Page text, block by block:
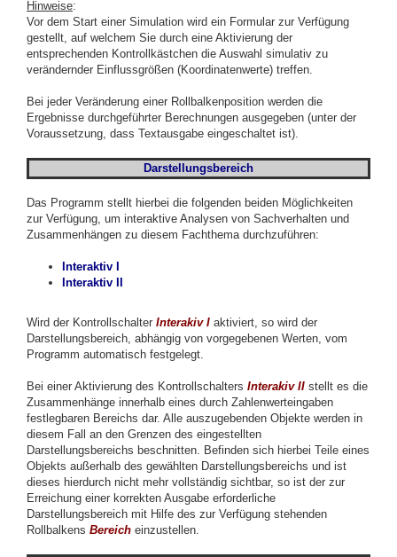
Hinweise:
Vor dem Start einer Simulation wird ein Formular zur Verfügung
gestellt, auf welchem Sie durch eine Aktivierung der
entsprechenden Kontrollkästchen die Auswahl simulativ zu
verändernder Einflussgrößen (Koordinatenwerte) treffen.
Bei jeder Veränderung einer Rollbalkenposition werden die
Ergebnisse durchgeführter Berechnungen ausgegeben (unter der
Voraussetzung, dass Textausgabe eingeschaltet ist).
Darstellungsbereich
Das Programm stellt hierbei die folgenden beiden Möglichkeiten
zur Verfügung, um interaktive Analysen von Sachverhalten und
Zusammenhängen zu diesem Fachthema durchzuführen:
Interaktiv I
Interaktiv II
Wird der Kontrollschalter Interakiv I aktiviert, so wird der
Darstellungsbereich, abhängig von vorgegebenen Werten, vom
Programm automatisch festgelegt.
Bei einer Aktivierung des Kontrollschalters Interakiv II stellt es die
Zusammenhänge innerhalb eines durch Zahlenwerteingaben
festlegbaren Bereichs dar. Alle auszugebenden Objekte werden in
diesem Fall an den Grenzen des eingestellten
Darstellungsbereichs beschnitten. Befinden sich hierbei Teile eines
Objekts außerhalb des gewählten Darstellungsbereichs und ist
dieses hierdurch nicht mehr vollständig sichtbar, so ist der zur
Erreichung einer korrekten Ausgabe erforderliche
Darstellungsbereich mit Hilfe des zur Verfügung stehenden
Rollbalkens Bereich einzustellen.